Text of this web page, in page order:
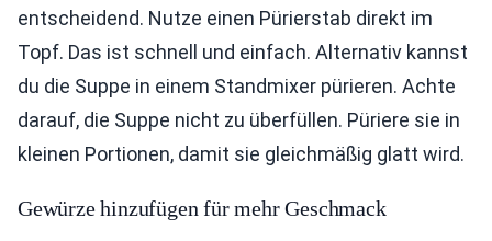
entscheidend. Nutze einen Pürierstab direkt im
Topf. Das ist schnell und einfach. Alternativ kannst
du die Suppe in einem Standmixer pürieren. Achte
darauf, die Suppe nicht zu überfüllen. Püriere sie in
kleinen Portionen, damit sie gleichmäßig glatt wird.
Gewürze hinzufügen für mehr Geschmack